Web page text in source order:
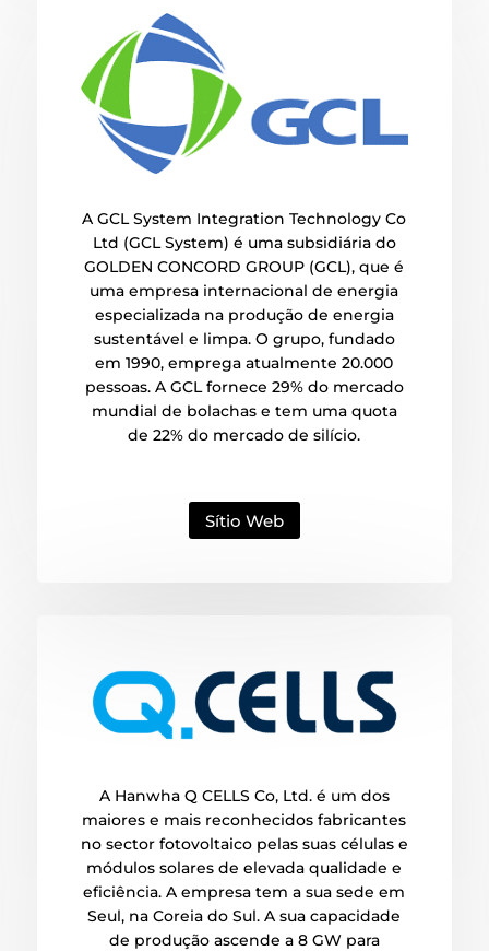
A GCL System Integration Technology Co
Ltd (GCL System) é uma subsidiária do
GOLDEN CONCORD GROUP (GCL), que é
uma empresa internacional de energia
especializada na produção de energia
sustentável e limpa. O grupo, fundado
em 1990, emprega atualmente 20.000
pessoas. A GCL fornece 29% do mercado
mundial de bolachas e tem uma quota
de 22% do mercado de silício.
Sítio Web
A Hanwha Q CELLS Co, Ltd. é um dos
maiores e mais reconhecidos fabricantes
no sector fotovoltaico pelas suas células e
módulos solares de elevada qualidade e
eficiência. A empresa tem a sua sede em
Seul, na Coreia do Sul. A sua capacidade
de produção ascende a 8 GW para